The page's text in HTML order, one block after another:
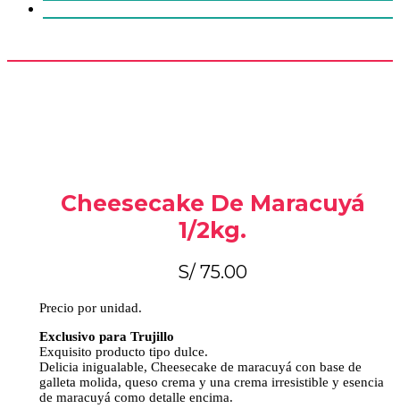
Cheesecake De Maracuyá
1/2kg.
S/ 75.00
Precio por unidad.
Exclusivo para Trujillo
Exquisito producto tipo dulce.
Delicia inigualable, Cheesecake de maracuyá con base de
galleta molida, queso crema y una crema irresistible y esencia
de maracuyá como detalle encima.